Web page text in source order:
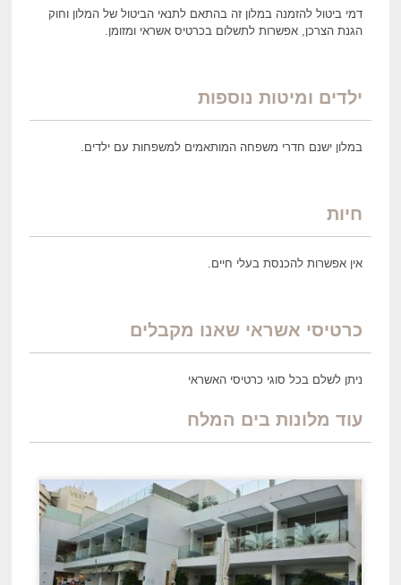
דמי ביטול להזמנה במלון זה בהתאם לתנאי הביטול של המלון וחוק
הגנת הצרכן, אפשרות לתשלום בכרטיס אשראי ומזומן.
ילדים ומיטות נוספות
במלון ישנם חדרי משפחה המותאמים למשפחות עם ילדים.
חיות
אין אפשרות להכנסת בעלי חיים.
כרטיסי אשראי שאנו מקבלים
ניתן לשלם בכל סוגי כרטיסי האשראי
עוד מלונות בים המלח